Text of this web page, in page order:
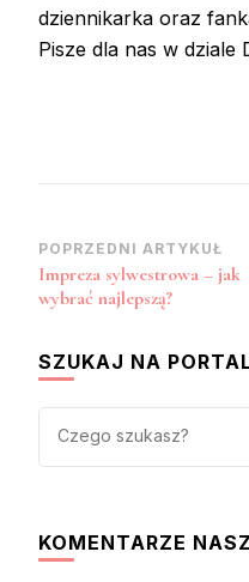
dziennikarka oraz
Pisze dla nas w dziale
Zobacz
wpisy
POPRZEDNI ARTYKUŁ
Impreza sylwestrowa – jak
wybrać najlepszą?
SZUKAJ NA
Szukasz
KOMENTARZE